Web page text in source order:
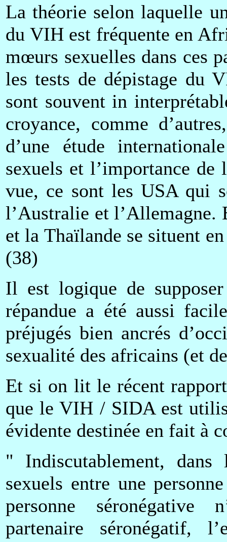
La théorie selon laquelle
du VIH est fréquente en
mœurs sexuelles dans ces
les tests de dépistage du
sont souvent in
croyance, comme
d’une étude
sexuels et l’importance
vue, ce sont les USA qui
l’Australie et l’Allemagne.
et la Thaïlande se situent
(38)
Il est logique de
répandue a été aussi
préjugés bien ancrés
sexualité des africains (et
Et si on lit le récent
que le VIH / SIDA est
évidente destinée en fait à
" Indiscutablement,
sexuels entre une
personne séronégative
partenaire séronégatif,